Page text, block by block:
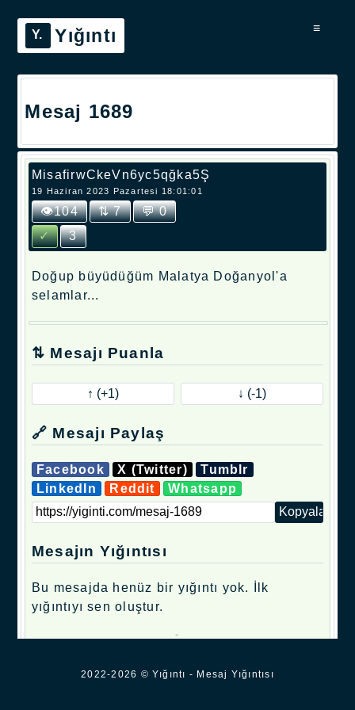
Yığıntı ≡
Mesaj 1689
MisafirwCkeVn6yc5qğka5Ş
19 Haziran 2023 Pazartesi 18:01:01
👁104 ⇅ 7
💬 0
✓
3
Doğup büyüdüğüm Malatya Doğanyol'a
selamlar...
⇅ Mesajı Puanla
🔗 Mesajı Paylaş
Facebook X (Twitter)
Tumblr
LinkedIn
Reddit Whatsapp
Mesajın Yığıntısı
Bu mesajda henüz bir yığıntı yok. İlk
yığıntıyı sen oluştur.
.
2022-2026 © Yığıntı - Mesaj Yığıntısı